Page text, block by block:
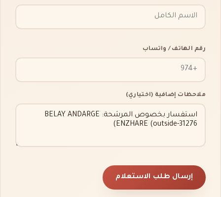
رقم الهاتف / واتساب
ملاحظات إضافية (اختياري)
إرسال طلب الاستعلام